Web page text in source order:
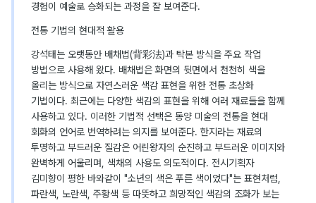
경험이 예술로 승화되는 과정을 잘 보여준다.
전통 기법의 현대적 활용
강석태는 오랫동안 배채법(背彩法)과 탁본 방식을 주요 작업
방법으로 사용해 왔다. 배채법은 화면의 뒷면에서 천천히 색을
올리는 방식으로 자연스러운 색감 표현을 위한 전통 초상화
기법이다. 최근에는 다양한 색감의 표현을 위해 여러 재료들을 함께
사용하고 있다. 이러한 기법적 선택은 동양 미술의 전통을 현대
회화의 언어로 번역하려는 의지를 보여준다. 한지라는 재료의
투명하고 부드러운 질감은 어린왕자의 순진하고 부드러운 이미지와
완벽하게 어울리며, 색채의 사용도 의도적이다. 전시기획자
김미향이 평한 바와같이 "소년의 색은 푸른 색이었다"는 표현처럼,
파란색, 노란색, 주황색 등 따뜻하고 희망적인 색감의 조화가 보는